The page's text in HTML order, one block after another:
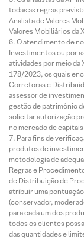
todas as regras
Analista de Valores
Valores Mobiliários da
O atendimento de
Investimentos ou por
atividades por meio da
178/2023, os quais
Corretoras e
assessor de
gestão de patrimônio
solicitar autorização
no mercado de capitais.
Para fins de
produtos de
metodologia de
Regras e
de Distribuição de
atribuir uma
(conservador,
para cada um dos
todos os clientes
das quantidades e